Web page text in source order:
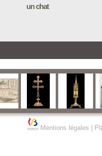
un chat
Mentions légales